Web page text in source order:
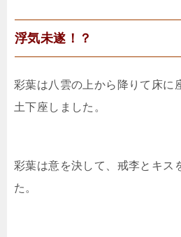
浮気未遂！？
彩葉は八雲の上から降りて床に
土下座しました。
彩葉は意を決して、戒李とキス
た。